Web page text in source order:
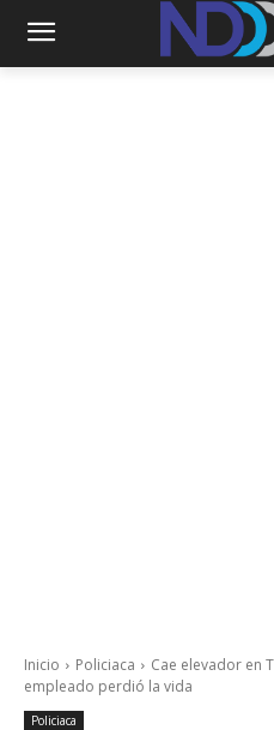
Inicio Policiaca
Cae elevador en
empleado perdió la vida
Policiaca